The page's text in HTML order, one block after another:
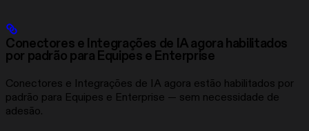
Conectores e Integrações de IA agora habilitados
por padrão para Equipes e Enterprise
Conectores e Integrações de IA agora estão habilitados por
padrão para Equipes e Enterprise — sem necessidade de
adesão.